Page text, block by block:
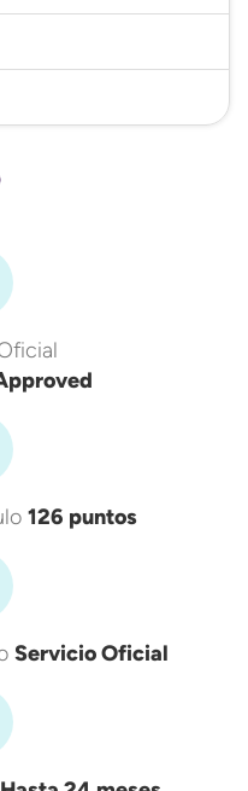
126 puntos
Servicio Oficial